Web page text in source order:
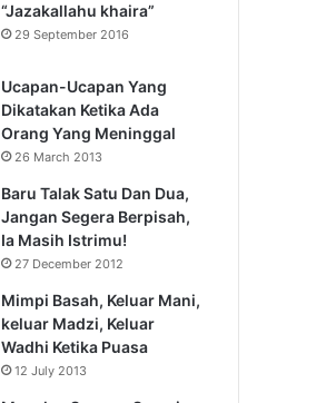
“Jazakallahu khaira”
29 September 2016
Ucapan-Ucapan Yang
Dikatakan Ketika Ada
Orang Yang Meninggal
26 March 2013
Baru Talak Satu Dan Dua,
Jangan Segera Berpisah,
Ia Masih Istrimu!
27 December 2012
Mimpi Basah, Keluar Mani,
keluar Madzi, Keluar
Wadhi Ketika Puasa
12 July 2013